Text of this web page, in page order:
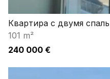
Квартира с двумя
101 m²
240 000 €